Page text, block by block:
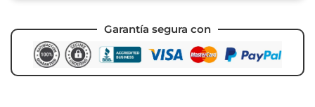
Garantía segura con